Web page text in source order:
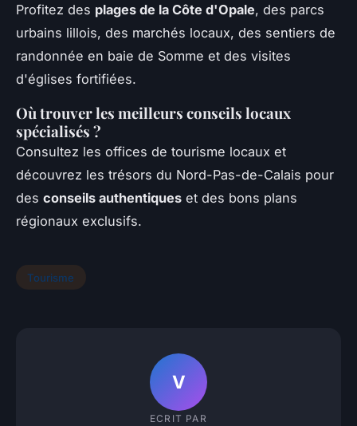
Profitez des plages de la Côte d'Opale, des parcs
urbains lillois, des marchés locaux, des sentiers de
randonnée en baie de Somme et des visites
d'églises fortifiées.
Où trouver les meilleurs conseils locaux
spécialisés ?
Consultez les offices de tourisme locaux et
découvrez les trésors du Nord-Pas-de-Calais pour
des conseils authentiques et des bons plans
régionaux exclusifs.
Tourisme
V
ECRIT PAR